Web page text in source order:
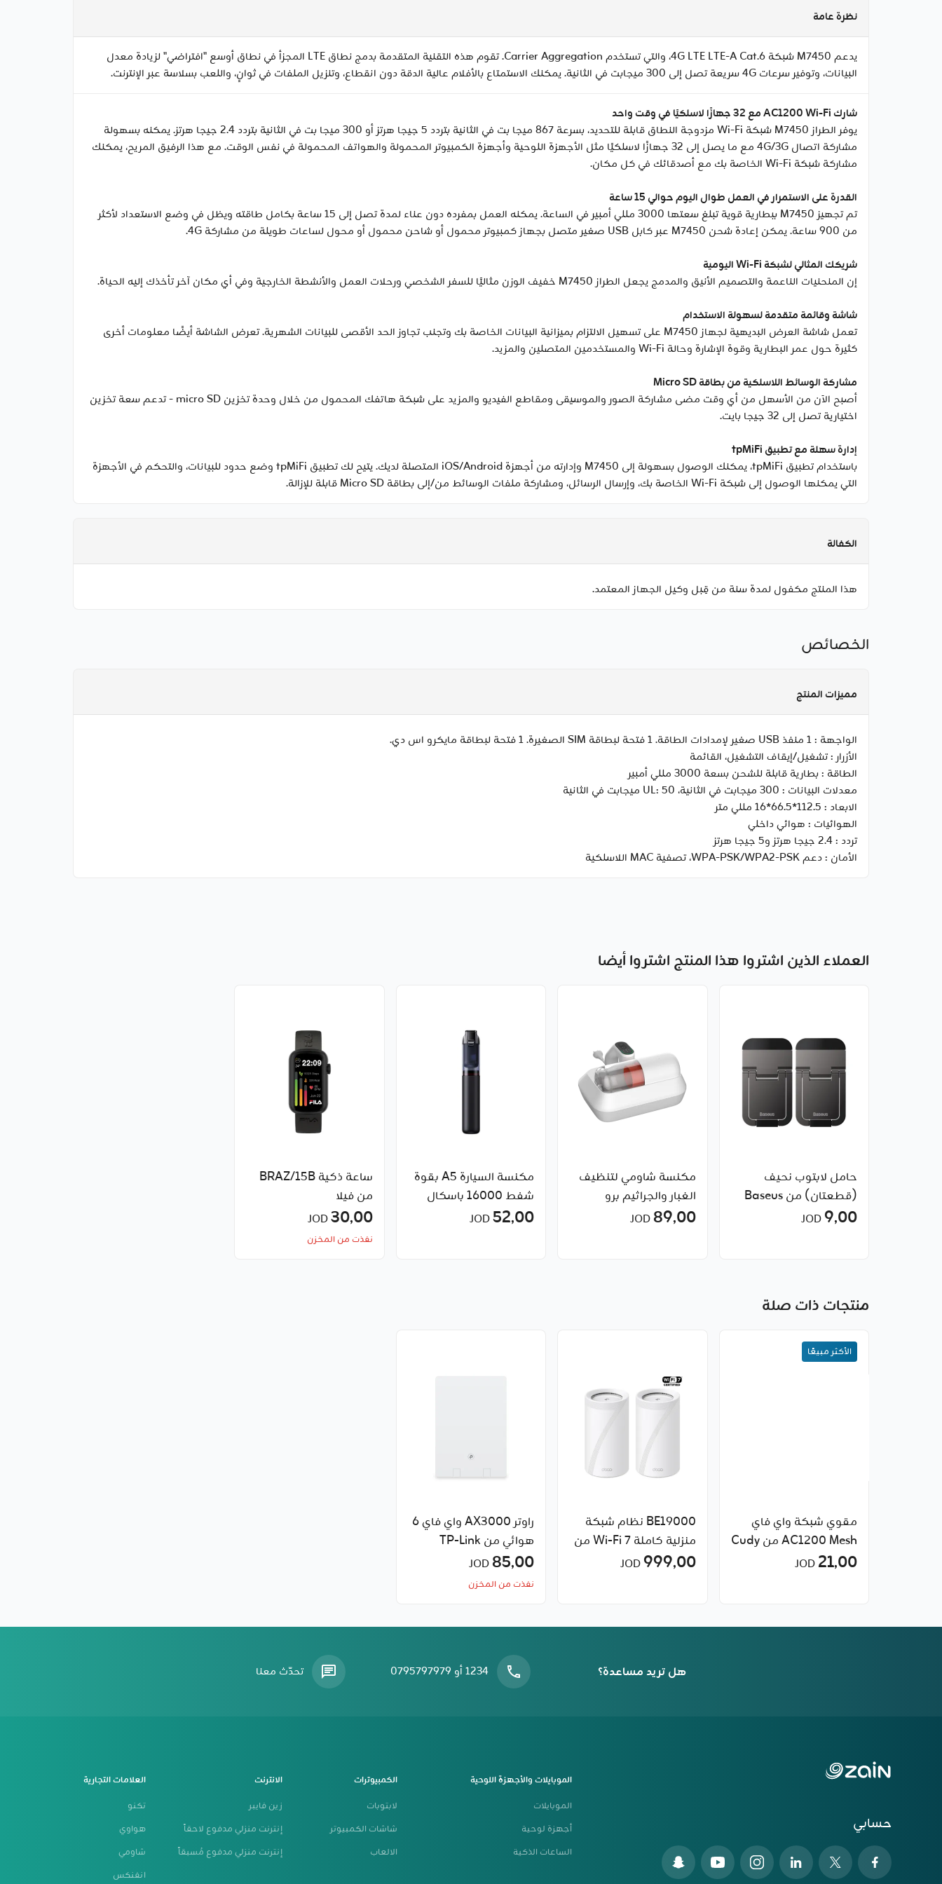
نظرة عامة
يدعم M7450 شبكة 4G LTE LTE-A Cat.6، والتي تستخدم Carrier Aggregation. تقوم هذه التقنية المتقدمة بدمج نطاق LTE المجزأ في نطاق أوسع "افتراضي" لزيادة معدل
البيانات، وتوفير سرعات 4G سريعة تصل إلى 300 ميجابت في الثانية. يمكنك الاستمتاع بالأفلام عالية الدقة دون انقطاع، وتنزيل الملفات في ثوانٍ، واللعب بسلاسة عبر الإنترنت.
شارك AC1200 Wi-Fi مع 32 جهازًا لاسلكيًا في وقت واحد
يوفر الطراز M7450 شبكة Wi-Fi مزدوجة النطاق قابلة للتحديد، بسرعة 867 ميجا بت في الثانية بتردد 5 جيجا هرتز أو 300 ميجا بت في الثانية بتردد 2.4 جيجا هرتز. يمكنه بسهولة
مشاركة اتصال 4G/3G مع ما يصل إلى 32 جهازًا لاسلكيًا مثل الأجهزة اللوحية وأجهزة الكمبيوتر المحمولة والهواتف المحمولة في نفس الوقت. مع هذا الرفيق المريح، يمكنك
مشاركة شبكة Wi-Fi الخاصة بك مع أصدقائك في كل مكان.
القدرة على الاستمرار في العمل طوال اليوم حوالي 15 ساعة
تم تجهيز M7450 ببطارية قوية تبلغ سعتها 3000 مللي أمبير في الساعة. يمكنه العمل بمفرده دون عناء لمدة تصل إلى 15 ساعة بكامل طاقته ويظل في وضع الاستعداد لأكثر
من 900 ساعة. يمكن إعادة شحن M7450 عبر كابل USB صغير متصل بجهاز كمبيوتر محمول أو شاحن محمول أو محول لساعات طويلة من مشاركة 4G.
شريكك المثالي لشبكة Wi-Fi اليومية
إن المنحنيات الناعمة والتصميم الأنيق والمدمج يجعل الطراز M7450 خفيف الوزن مثاليًا للسفر الشخصي ورحلات العمل والأنشطة الخارجية وفي أي مكان آخر تأخذك إليه الحياة.
شاشة وقائمة متقدمة لسهولة الاستخدام
تعمل شاشة العرض البديهية لجهاز M7450 على تسهيل الالتزام بميزانية البيانات الخاصة بك وتجنب تجاوز الحد الأقصى للبيانات الشهرية. تعرض الشاشة أيضًا معلومات أخرى
كثيرة حول عمر البطارية وقوة الإشارة وحالة Wi-Fi والمستخدمين المتصلين والمزيد.
مشاركة الوسائط اللاسلكية من بطاقة Micro SD
أصبح الآن من الأسهل من أي وقت مضى مشاركة الصور والموسيقى ومقاطع الفيديو والمزيد على شبكة هاتفك المحمول من خلال وحدة تخزين micro SD - تدعم سعة تخزين
اختيارية تصل إلى 32 جيجا بايت.
إدارة سهلة مع تطبيق tpMiFi
باستخدام تطبيق tpMiFi، يمكنك الوصول بسهولة إلى M7450 وإدارته من أجهزة iOS/Android المتصلة لديك. يتيح لك تطبيق tpMiFi وضع حدود للبيانات، والتحكم في الأجهزة
التي يمكنها الوصول إلى شبكة Wi-Fi الخاصة بك، وإرسال الرسائل، ومشاركة ملفات الوسائط من/إلى بطاقة Micro SD قابلة للإزالة.
الكفالة
هذا المنتج مكفول لمدة سنة من قِبل وكيل الجهاز المعتمد.
الخصائص
مميزات المنتج
الواجهة :1 منفذ USB صغير لإمدادات الطاقة. 1 فتحة لبطاقة SIM الصغيرة. 1 فتحة لبطاقة مايكرو اس دي.
الأزرار :تشغيل/إيقاف التشغيل، القائمة
الطاقة : بطارية قابلة للشحن بسعة 3000 مللي أمبير
معدلات البيانات : 300 ميجابت في الثانية، UL: 50 ميجابت في الثانية
الابعاد : 112.5*66.5*16 مللي متر
الهوائيات : هوائي داخلي
تردد :2.4 جيجا هرتز و5 جيجا هرتز
الأمان :دعم WPA-PSK/WPA2-PSK، تصفية MAC اللاسلكية
العملاء الذين اشتروا هذا المنتج اشتروا أيضا
حامل لابتوب نحيف
(قطعتان) من Baseus
9٫00
مكنسة شاومي لتنظيف
الغبار والجراثيم برو
89٫00 JOD
مكنسة السيارة A5 بقوة
شفط 16000 باسكال
محمولة ولاسلكية من
52٫00JOD
ساعة ذكية BRAZ/15B
من فيلا
30٫00JOD
نفذت من المخزن
منتجات ذات صلة
الأكثر مبيعًا
مقوي شبكة واي فاي
Mesh ‏AC1200 من Cudy
21٫00
BE19000 نظام شبكة
منزلية كاملة Wi-Fi 7 من
TP-Link
999٫00 JOD
راوتر AX3000 واي فاي 6
هوائي من TP-Link
85٫00
نفذت من المخزن
هل تريد مساعدة؟ 1234 أو 0795797979 تحدّث معنا
حسابي
الموبايلات والأجهزة اللوحية
الموبايلات
أجهزة لوحية
الساعات الذكية
الكمبيوترات
لابتوبات
شاشات الكمبيوتر
الالعاب
الانترنت
زين فايبر
إنترنت منزلي مدفوع لاحقاً
إنترنت منزلي مدفوع مُسبقاً
العلامات التجارية
تكنو
هواوي
شاومي
انفنكس